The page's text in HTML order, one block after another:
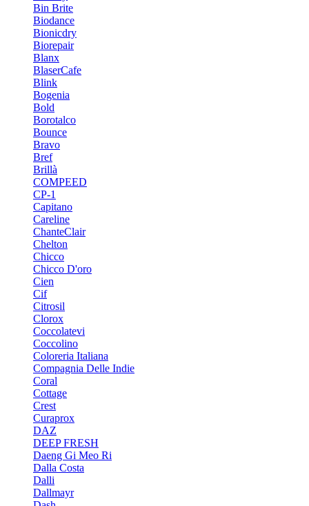
Bin Brite
Biodance
Bionicdry
Biorepair
Blanx
BlaserCafe
Blink
Bogenia
Bold
Borotalco
Bounce
Bravo
Bref
Brillà
COMPEED
CP-1
Capitano
Careline
ChanteСlair
Chelton
Chicco
Chicco D'oro
Cien
Cif
Citrosil
Clorox
Coccolatevi
Coccolino
Coloreria Italiana
Compagnia Delle Indie
Coral
Cottage
Crest
Curaprox
DAZ
DEEP FRESH
Daeng Gi Meo Ri
Dalla Costa
Dalli
Dallmayr